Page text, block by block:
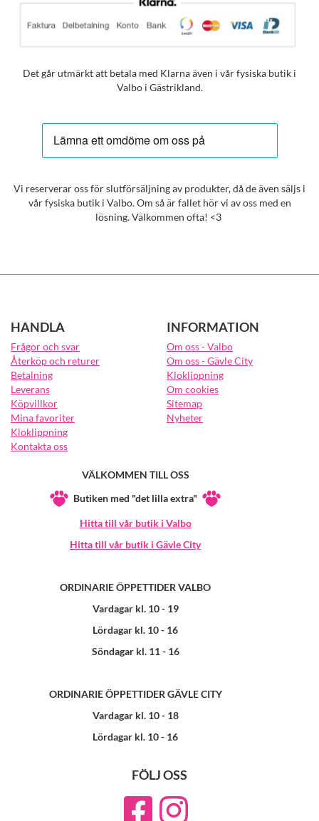
Det går utmärkt att betala med Klarna även i vår fysiska butik i
Valbo i Gästrikland.
Vi reserverar oss för slutförsäljning av produkter, då de även säljs i
vår fysiska butik i Valbo. Om så är fallet hör vi av oss med en
lösning. Välkommen ofta! <3
HANDLA
Frågor och svar
Återköp och returer
Betalning
Leverans
Köpvillkor
Mina favoriter
Kloklippning
Kontakta oss
INFORMATION
Om oss - Valbo
Om oss - Gävle City
Kloklippning
Om cookies
Sitemap
Nyheter
VÄLKOMMEN TILL OSS
Butiken med "det lilla extra"
Hitta till vår butik i Valbo
Hitta till vår butik i Gävle City
ORDINARIE ÖPPETTIDER VALBO
Vardagar kl. 10 - 19
Lördagar kl. 10 - 16
Söndagar kl. 11 - 16
ORDINARIE ÖPPETTIDER GÄVLE CITY
Vardagar kl. 10 - 18
Lördagar kl. 10 - 16
FÖLJ OSS